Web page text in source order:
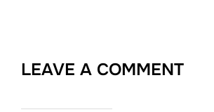
LEAVE A COMMENT